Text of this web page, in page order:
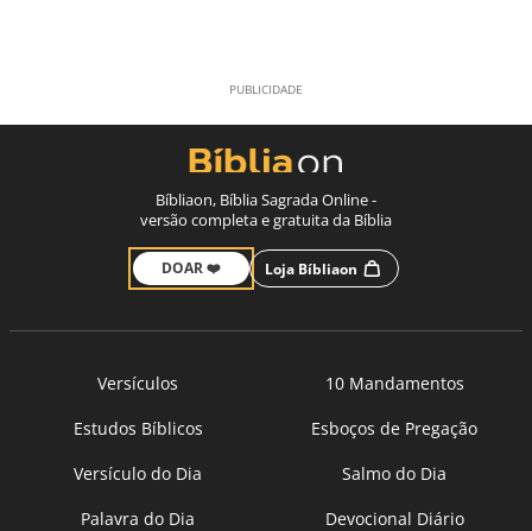
Bíbliaon, Bíblia Sagrada Online -
versão completa e gratuita da Bíblia
DOAR ❤️ Loja Bíbliaon
Versículos
10 Mandamentos
Estudos Bíblicos
Esboços de Pregação
Versículo do Dia
Salmo do Dia
Palavra do Dia
Devocional Diário